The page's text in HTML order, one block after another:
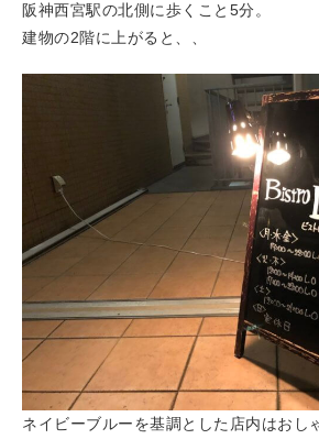
阪神西宮駅の北側に歩くこと5分。
建物の2階に上がると、、
ネイビーブルーを基調とした店内はおし